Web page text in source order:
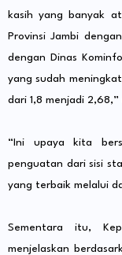
kasih yang banyak
Provinsi Jambi
dengan Dinas
yang sudah
dari 1,8 menjadi
“Ini upaya kita
penguatan dari sisi
yang terbaik melalui
Sementara itu,
menjelaskan